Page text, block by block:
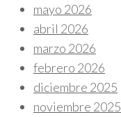
mayo 2026
abril 2026
marzo 2026
febrero 2026
diciembre 2025
noviembre 2025